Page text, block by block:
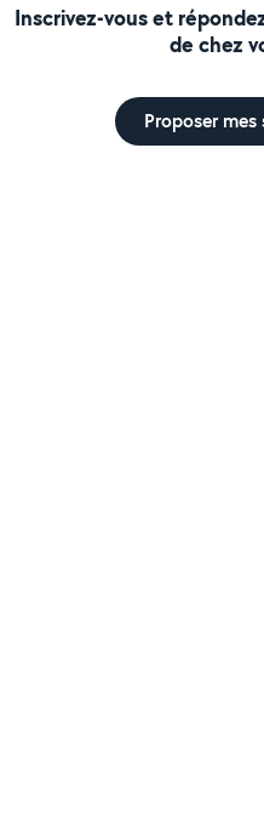
Inscrivez-vous et
de chez
Proposer mes